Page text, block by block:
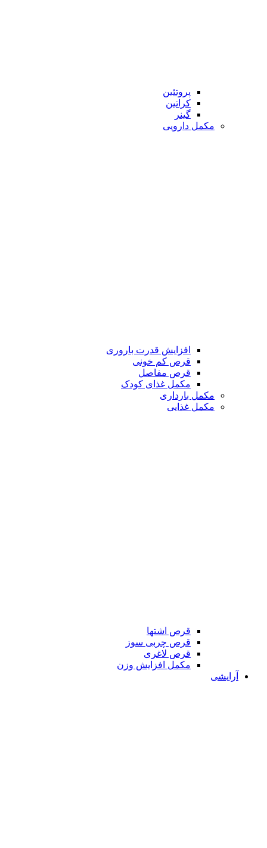
پروتئین
کراتین
گینر
مکمل دارویی
افزایش قدرت باروری
قرص کم خونی
قرص مفاصل
مکمل غذای کودک
مکمل بارداری
مکمل غذایی
قرص اشتها
قرص چربی سوز
قرص لاغری
مکمل افزایش وزن
آرایشی